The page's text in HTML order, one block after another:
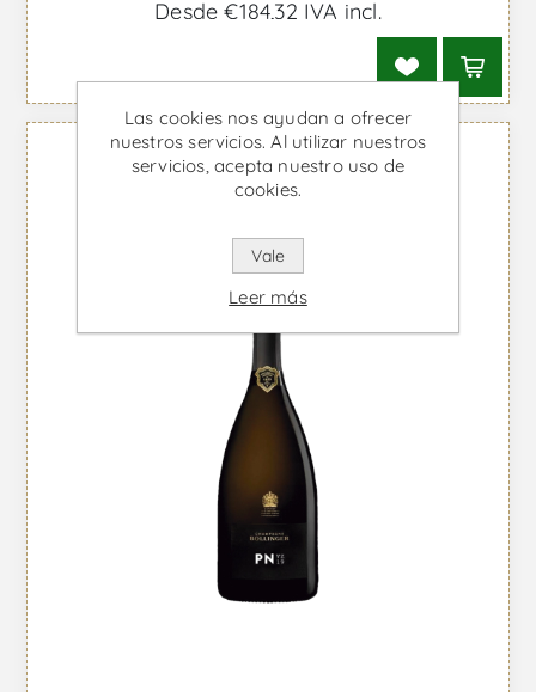
Desde €184,32 IVA incl.
Las cookies nos ayudan a ofrecer
nuestros servicios. Al utilizar nuestros
servicios, acepta nuestro uso de
cookies.
Vale
Leer más